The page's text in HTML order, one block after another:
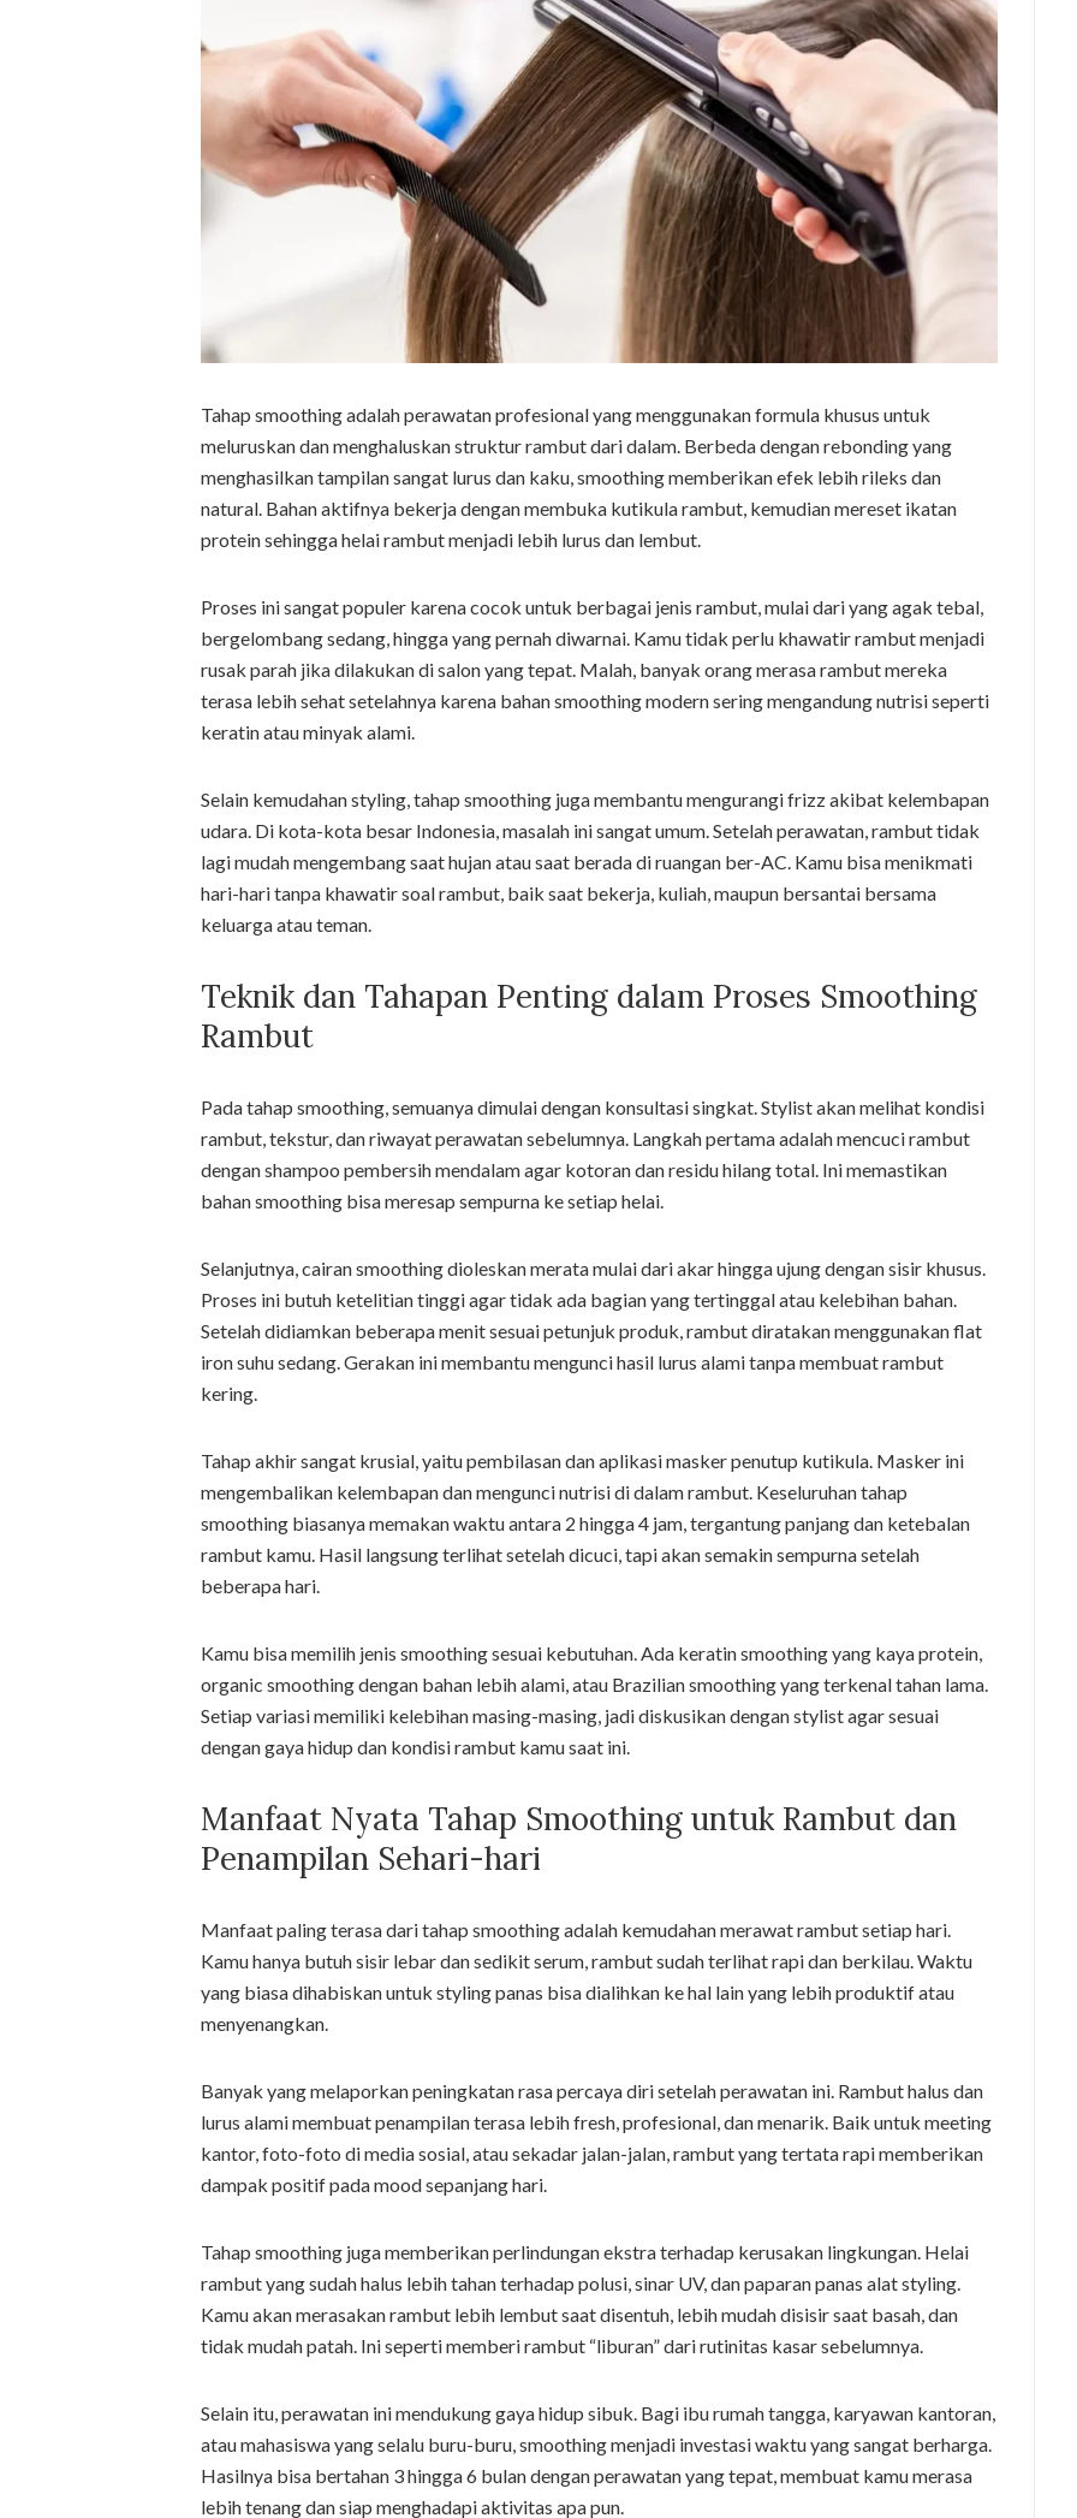
Tahap smoothing adalah perawatan profesional yang menggunakan formula khusus untuk
meluruskan dan menghaluskan struktur rambut dari dalam. Berbeda dengan rebonding yang
menghasilkan tampilan sangat lurus dan kaku, smoothing memberikan efek lebih rileks dan
natural. Bahan aktifnya bekerja dengan membuka kutikula rambut, kemudian mereset ikatan
protein sehingga helai rambut menjadi lebih lurus dan lembut.
Proses ini sangat populer karena cocok untuk berbagai jenis rambut, mulai dari yang agak tebal,
bergelombang sedang, hingga yang pernah diwarnai. Kamu tidak perlu khawatir rambut menjadi
rusak parah jika dilakukan di salon yang tepat. Malah, banyak orang merasa rambut mereka
terasa lebih sehat setelahnya karena bahan smoothing modern sering mengandung nutrisi seperti
keratin atau minyak alami.
Selain kemudahan styling, tahap smoothing juga membantu mengurangi frizz akibat kelembapan
udara. Di kota-kota besar Indonesia, masalah ini sangat umum. Setelah perawatan, rambut tidak
lagi mudah mengembang saat hujan atau saat berada di ruangan ber-AC. Kamu bisa menikmati
hari-hari tanpa khawatir soal rambut, baik saat bekerja, kuliah, maupun bersantai bersama
keluarga atau teman.
Teknik dan Tahapan Penting dalam Proses Smoothing
Rambut
Pada tahap smoothing, semuanya dimulai dengan konsultasi singkat. Stylist akan melihat kondisi
rambut, tekstur, dan riwayat perawatan sebelumnya. Langkah pertama adalah mencuci rambut
dengan shampoo pembersih mendalam agar kotoran dan residu hilang total. Ini memastikan
bahan smoothing bisa meresap sempurna ke setiap helai.
Selanjutnya, cairan smoothing dioleskan merata mulai dari akar hingga ujung dengan sisir khusus.
Proses ini butuh ketelitian tinggi agar tidak ada bagian yang tertinggal atau kelebihan bahan.
Setelah didiamkan beberapa menit sesuai petunjuk produk, rambut diratakan menggunakan flat
iron suhu sedang. Gerakan ini membantu mengunci hasil lurus alami tanpa membuat rambut
kering.
Tahap akhir sangat krusial, yaitu pembilasan dan aplikasi masker penutup kutikula. Masker ini
mengembalikan kelembapan dan mengunci nutrisi di dalam rambut. Keseluruhan tahap
smoothing biasanya memakan waktu antara 2 hingga 4 jam, tergantung panjang dan ketebalan
rambut kamu. Hasil langsung terlihat setelah dicuci, tapi akan semakin sempurna setelah
beberapa hari.
Kamu bisa memilih jenis smoothing sesuai kebutuhan. Ada keratin smoothing yang kaya protein,
organic smoothing dengan bahan lebih alami, atau Brazilian smoothing yang terkenal tahan lama.
Setiap variasi memiliki kelebihan masing-masing, jadi diskusikan dengan stylist agar sesuai
dengan gaya hidup dan kondisi rambut kamu saat ini.
Manfaat Nyata Tahap Smoothing untuk Rambut dan
Penampilan Sehari-hari
Manfaat paling terasa dari tahap smoothing adalah kemudahan merawat rambut setiap hari.
Kamu hanya butuh sisir lebar dan sedikit serum, rambut sudah terlihat rapi dan berkilau. Waktu
yang biasa dihabiskan untuk styling panas bisa dialihkan ke hal lain yang lebih produktif atau
menyenangkan.
Banyak yang melaporkan peningkatan rasa percaya diri setelah perawatan ini. Rambut halus dan
lurus alami membuat penampilan terasa lebih fresh, profesional, dan menarik. Baik untuk meeting
kantor, foto-foto di media sosial, atau sekadar jalan-jalan, rambut yang tertata rapi memberikan
dampak positif pada mood sepanjang hari.
Tahap smoothing juga memberikan perlindungan ekstra terhadap kerusakan lingkungan. Helai
rambut yang sudah halus lebih tahan terhadap polusi, sinar UV, dan paparan panas alat styling.
Kamu akan merasakan rambut lebih lembut saat disentuh, lebih mudah disisir saat basah, dan
tidak mudah patah. Ini seperti memberi rambut “liburan” dari rutinitas kasar sebelumnya.
Selain itu, perawatan ini mendukung gaya hidup sibuk. Bagi ibu rumah tangga, karyawan kantoran,
atau mahasiswa yang selalu buru-buru, smoothing menjadi investasi waktu yang sangat berharga.
Hasilnya bisa bertahan 3 hingga 6 bulan dengan perawatan yang tepat, membuat kamu merasa
lebih tenang dan siap menghadapi aktivitas apa pun.